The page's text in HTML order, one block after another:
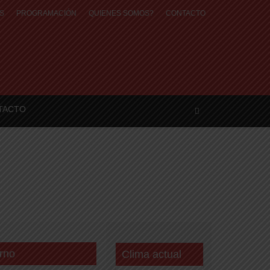
PROGRAMACIÓN QUIENES SOMOS? CONTACTO
Clima actual